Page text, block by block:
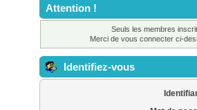
Attention !
Seuls les membres
Merci de vous connecter ci-
Identifiez-vous